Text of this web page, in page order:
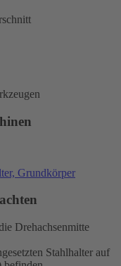
Grundkörper
Drehachsenmitte
Stahlhalter auf